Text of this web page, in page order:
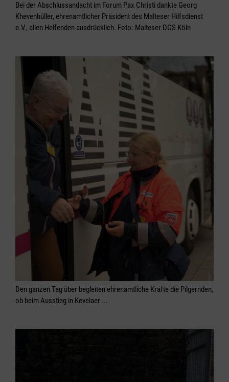
Bei der Abschlussandacht im Forum Pax Christi dankte Georg
Khevenhüller, ehrenamtlicher Präsident des Malteser Hilfsdienst
e.V., allen Helfenden ausdrücklich. Foto: Malteser DGS Köln
Den ganzen Tag über begleiten ehrenamtliche Kräfte die Pilgernden,
ob beim Ausstieg in Kevelaer ...